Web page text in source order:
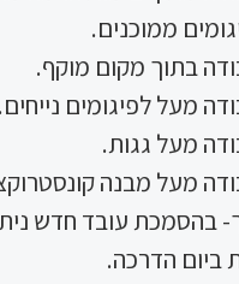
מוקף.
נייחים.
קונסטרוקציה.
חדש ניתן לבצע עד4